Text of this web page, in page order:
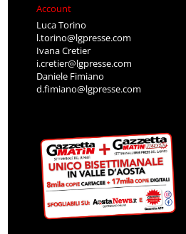
Account
Luca Torino
l.torino@lgpresse.com
Ivana Cretier
i.cretier@lgpresse.com
Daniele Fimiano
d.fimiano@lgpresse.com